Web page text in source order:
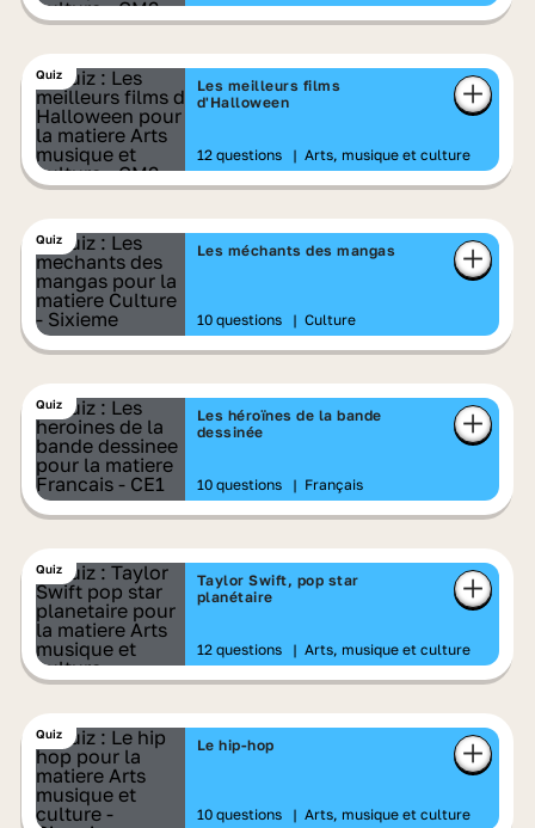
Quiz
Les meilleurs films
d'Halloween
12 questions | Arts, musique et culture
Quiz
Les méchants des mangas
10 questions | Culture
Quiz
Les héroïnes de la bande
dessinée
10 questions | Français
Quiz
Taylor Swift, pop star
planétaire
12 questions | Arts, musique et culture
Quiz
Le hip-hop
10 questions | Arts, musique et culture